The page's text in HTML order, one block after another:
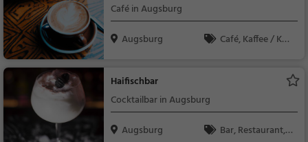
Café in Augsburg
Augsburg
Café, Kaffee / Kuc
Haifischbar
Cocktailbar in Augsburg
Augsburg
Bar, Restaurant, C